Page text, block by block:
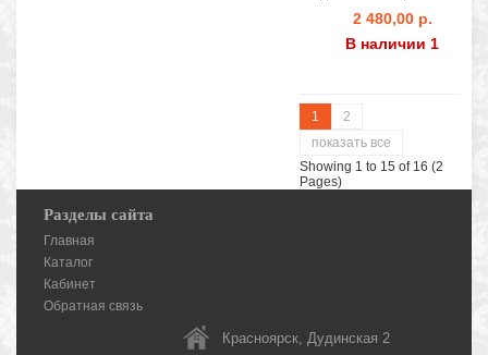
2 480,00 р.
В наличии 1
1
2
показать все
Showing 1 to 15 of 16 (2
Pages)
Разделы сайта
Главная
Каталог
Кабинет
Обратная связь
Красноярск, Дудинская 2